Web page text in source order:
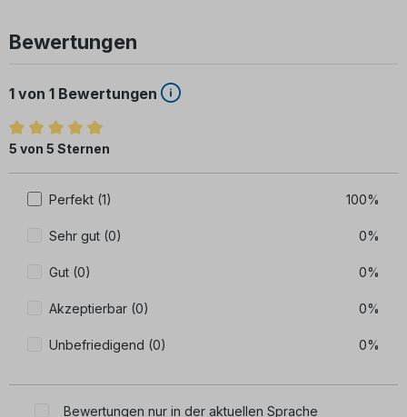
Bewertungen
1 von 1 Bewertungen
Durchschnittliche Bewertung von 5 von 5 Sternen
5 von 5 Sternen
Perfekt (1) 100%
Sehr gut (0) 0%
Gut (0) 0%
Akzeptierbar (0) 0%
Unbefriedigend (0) 0%
Bewertungen nur in der aktuellen Sprache